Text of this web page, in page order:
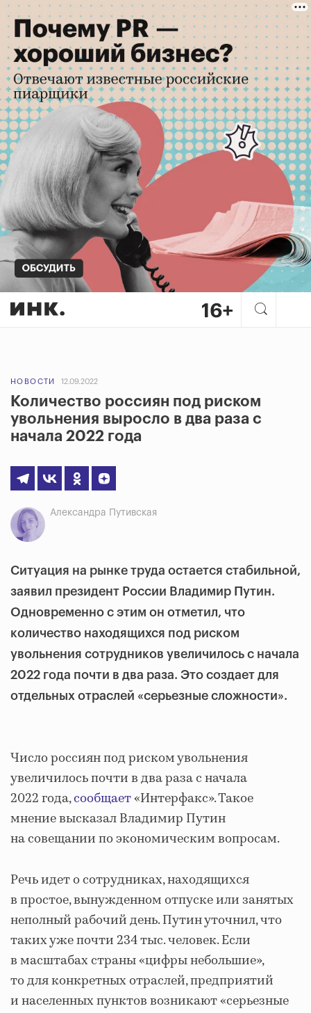
НОВОСТИ 12.09.2022
Количество россиян под риском
увольнения выросло в два раза с
начала 2022 года
Александра Путивская
Ситуация на рынке труда остается стабильной,
заявил президент России Владимир Путин.
Одновременно с этим он отметил, что
количество находящихся под риском
увольнения сотрудников увеличилось с начала
2022 года почти в два раза. Это создает для
отдельных отраслей «серьезные сложности».
Число россиян под риском увольнения
увеличилось почти в два раза с начала
2022 года,сообщает«Интерфакс». Такое
мнение высказал Владимир Путин
на совещании по экономическим вопросам.
Речь идет о сотрудниках, находящихся
в простое, вынужденном отпуске или занятых
неполный рабочий день. Путин уточнил, что
таких уже почти 234 тыс. человек. Если
в масштабах страны «цифры небольшие»,
то для конкретных отраслей, предприятий
и населенных пунктов возникают «серьезные